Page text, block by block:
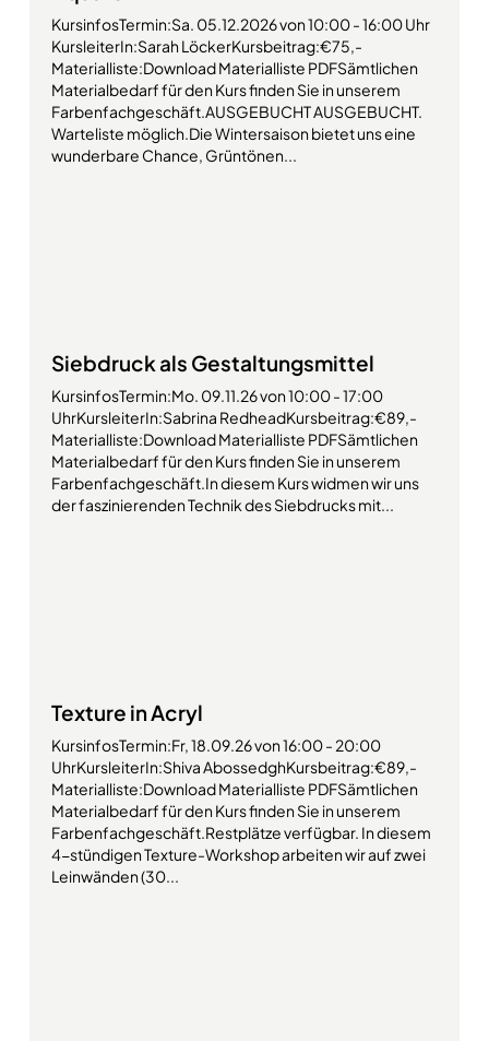
KursinfosTermin:Sa. 05.12.2026 von 10:00 - 16:00 Uhr
KursleiterIn:Sarah LöckerKursbeitrag:€75,-
Materialliste:Download Materialliste PDFSämtlichen
Materialbedarf für den Kurs finden Sie in unserem
Farbenfachgeschäft.AUSGEBUCHT AUSGEBUCHT.
Warteliste möglich.Die Wintersaison bietet uns eine
wunderbare Chance, Grüntönen...
Siebdruck als Gestaltungsmittel
KursinfosTermin:Mo. 09.11.26 von 10:00 - 17:00
UhrKursleiterIn:Sabrina RedheadKursbeitrag:€89,-
Materialliste:Download Materialliste PDFSämtlichen
Materialbedarf für den Kurs finden Sie in unserem
Farbenfachgeschäft.In diesem Kurs widmen wir uns
der faszinierenden Technik des Siebdrucks mit...
Texture in Acryl
KursinfosTermin:Fr, 18.09.26 von 16:00 - 20:00
UhrKursleiterIn:Shiva AbossedghKursbeitrag:€89,-
Materialliste:Download Materialliste PDFSämtlichen
Materialbedarf für den Kurs finden Sie in unserem
Farbenfachgeschäft.Restplätze verfügbar. In diesem
4-stündigen Texture-Workshop arbeiten wir auf zwei
Leinwänden (30...